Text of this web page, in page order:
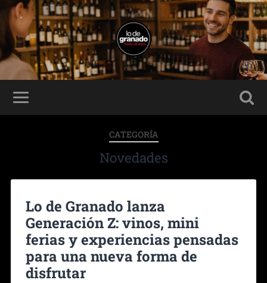
CATEGORÍA
Novedades
Lo de Granado lanza
Generación Z: vinos, mini
ferias y experiencias pensadas
para una nueva forma de
disfrutar